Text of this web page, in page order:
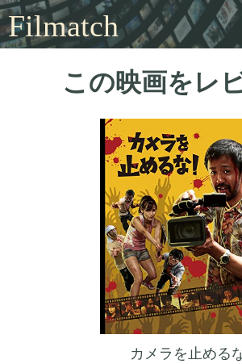
Filmatch
この映画をレ
カメラを止める